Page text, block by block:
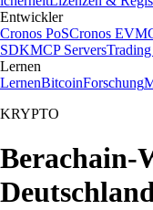
Entwickler
Cronos PoSCronos EVM
SDKMCP Servers
Lernen
LernenBitcoinForschung
KRYPTO
Berachain-